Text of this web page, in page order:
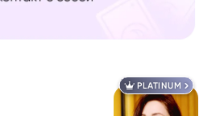
PLATINUM